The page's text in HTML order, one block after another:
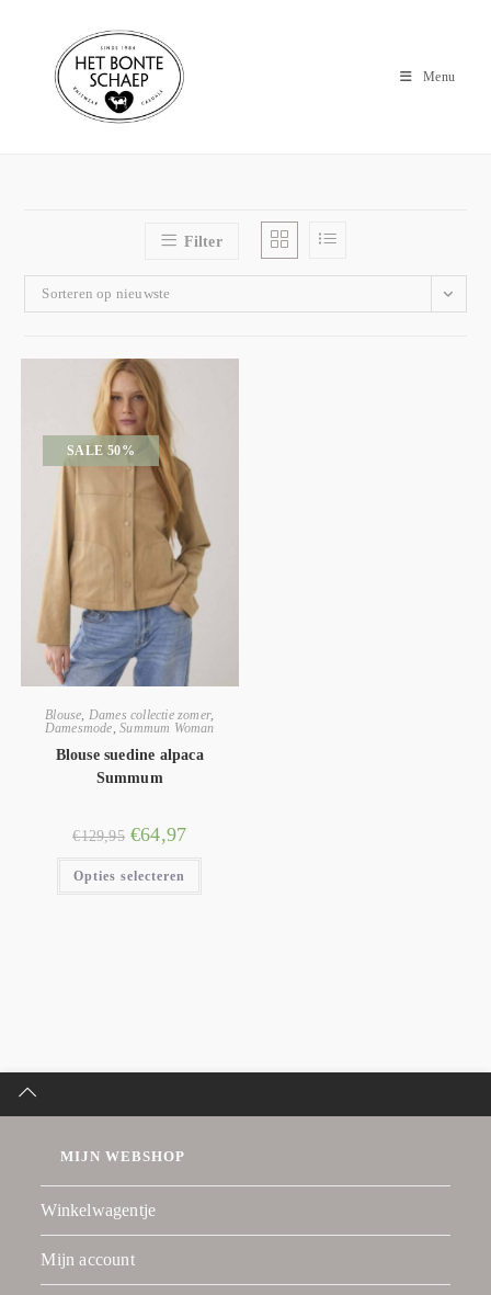
Menu
Filter
Sorteren op nieuwste
SALE 50%
Blouse Dames collectie zomer,
Damesmode ,Summum Woman
Blouse suedine alpaca
Summum
€129,95 €64,97
Opties selecteren
MIJN WEBSHOP
Winkelwagentje
Mijn account